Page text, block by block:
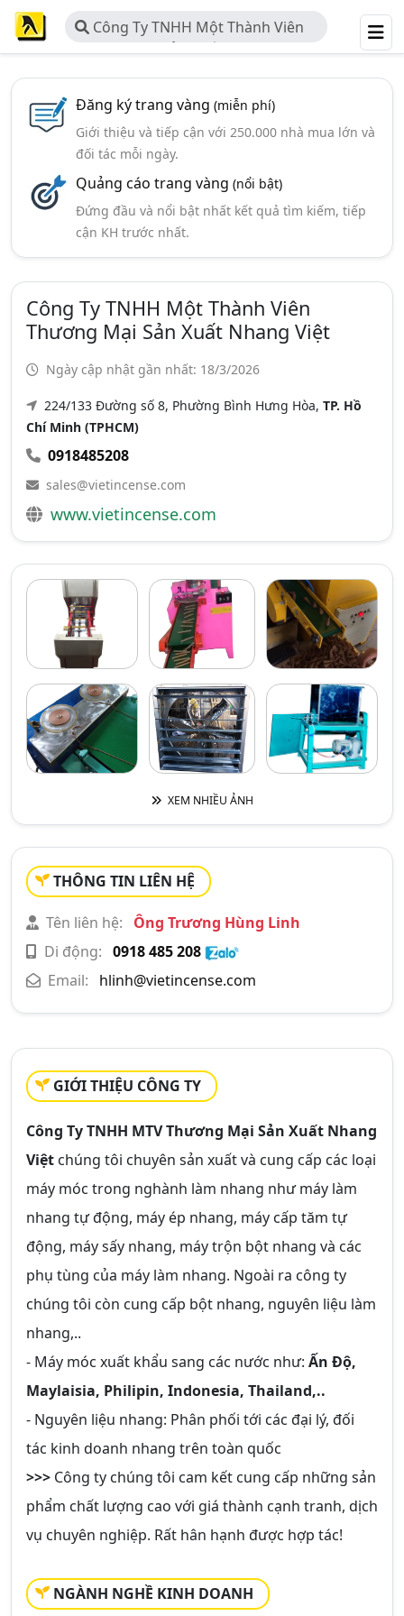
Công Ty TNHH Một Thành Viên
Thương Mại Sản Xuất Nhang Việt
Đăng ký trang vàng (miễn phí)
Giới thiệu và tiếp cận với 250.000 nhà mua lớn và
đối tác mỗi ngày.
Quảng cáo trang vàng (nổi bật)
Đứng đầu và nổi bật nhất kết quả tìm kiếm, tiếp
cận KH trước nhất.
Công Ty TNHH Một Thành Viên
Thương Mại Sản Xuất Nhang Việt
Ngày cập nhật gần nhất: 18/3/2026
224/133 Đường số 8, Phường Bình Hưng Hòa, TP. Hồ
Chí Minh (TPHCM)
0918485208
sales@vietincense.com
www.vietincense.com
XEM NHIỀU ẢNH
THÔNG TIN LIÊN HỆ
Tên liên hệ:
Ông Trương Hùng Linh
Di động: 0918 485 208
Email:
hlinh@vietincense.com
GIỚI THIỆU CÔNG TY
Công Ty TNHH MTV Thương Mại Sản Xuất Nhang
Việt chúng tôi chuyên sản xuất và cung cấp các loại
máy móc trong nghành làm nhang như máy làm
nhang tự động, máy ép nhang, máy cấp tăm tự
động, máy sấy nhang, máy trộn bột nhang và các
phụ tùng của máy làm nhang. Ngoài ra công ty
chúng tôi còn cung cấp bột nhang, nguyên liệu làm
nhang,..
- Máy móc xuất khẩu sang các nước như: Ấn Độ,
Maylaisia, Philipin, Indonesia, Thailand,..
- Nguyên liệu nhang: Phân phối tới các đại lý, đối
tác kinh doanh nhang trên toàn quốc
>>> Công ty chúng tôi cam kết cung cấp những sản
phẩm chất lượng cao với giá thành cạnh tranh, dịch
vụ chuyên nghiệp. Rất hân hạnh được hợp tác!
NGÀNH NGHỀ KINH DOANH